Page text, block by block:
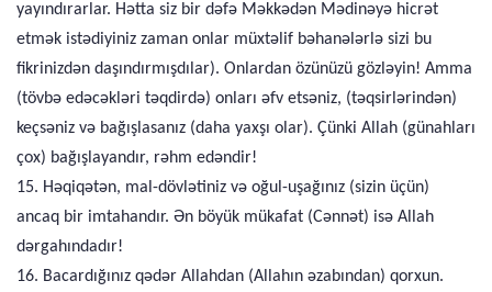
yayındırarlar. Hətta siz bir dəfə Məkkədən Mədinəyə hicrət
etmək istədiyiniz zaman onlar müxtəlif bəhanələrlə sizi bu
fikrinizdən daşındırmışdılar). Onlardan özünüzü gözləyin! Amma
(tövbə edəcəkləri təqdirdə) onları əfv etsəniz, (təqsirlərindən)
keçsəniz və bağışlasanız (daha yaxşı olar). Çünki Allah (günahları
çox) bağışlayandır, rəhm edəndir!
15. Həqiqətən, mal-dövlətiniz və oğul-uşağınız (sizin üçün)
ancaq bir imtahandır. Ən böyük mükafat (Cənnət) isə Allah
dərgahındadır!
16. Bacardığınız qədər Allahdan (Allahın əzabından) qorxun.